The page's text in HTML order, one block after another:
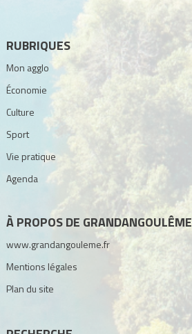
RUBRIQUES
Mon agglo
Économie
Culture
Sport
Vie pratique
Agenda
À PROPOS DE GRANDANGOULÊME
www.grandangouleme.fr
Mentions légales
Plan du site